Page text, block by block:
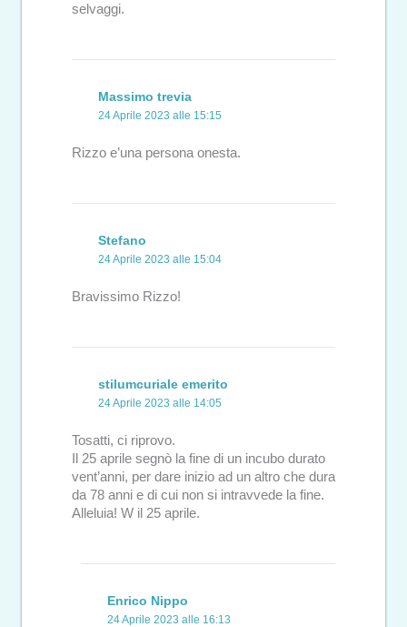
selvaggi.
Massimo trevia
24 Aprile 2023 alle 15:15
Rizzo e’una persona onesta.
Stefano
24 Aprile 2023 alle 15:04
Bravissimo Rizzo!
stilumcuriale emerito
24 Aprile 2023 alle 14:05
Tosatti, ci riprovo.
Il 25 aprile segnò la fine di un incubo durato
vent’anni, per dare inizio ad un altro che dura
da 78 anni e di cui non si intravvede la fine.
Alleluia! W il 25 aprile.
Enrico Nippo
24 Aprile 2023 alle 16:13